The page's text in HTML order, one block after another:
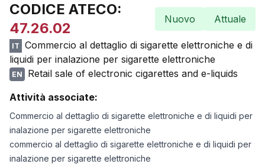
CODICE ATECO:
47.26.02
Nuovo Attuale
IT
Commercio al dettaglio di sigarette elettroniche e di
liquidi per inalazione per sigarette elettroniche
EN
Retail sale of electronic cigarettes and e-liquids
Attività associate:
Commercio al dettaglio di sigarette elettroniche e di liquidi per
inalazione per sigarette elettroniche
commercio al dettaglio di sigarette elettroniche e di liquidi per
inalazione per sigarette elettroniche